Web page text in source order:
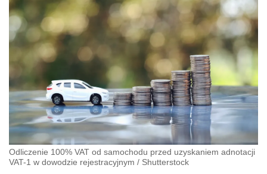
Odliczenie 100% VAT od samochodu przed uzyskaniem adnotacji
VAT-1 w dowodzie rejestracyjnym / Shutterstock